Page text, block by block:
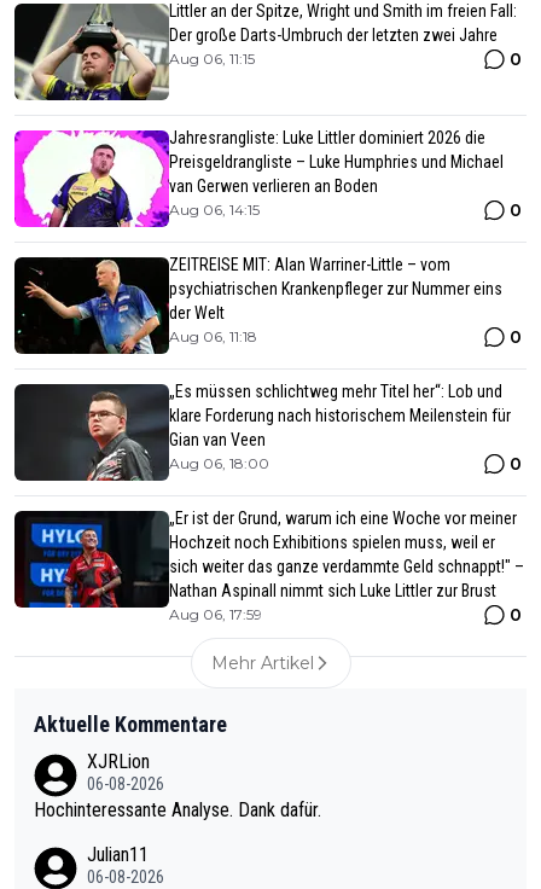
Littler an der Spitze, Wright und Smith im freien Fall:
Der große Darts-Umbruch der letzten zwei Jahre
Aug 06, 11:15 0
Jahresrangliste: Luke Littler dominiert 2026 die
Preisgeldrangliste – Luke Humphries und Michael
van Gerwen verlieren an Boden
Aug 06, 14:15 0
ZEITREISE MIT: Alan Warriner-Little – vom
psychiatrischen Krankenpfleger zur Nummer eins
der Welt
Aug 06, 11:18 0
„Es müssen schlichtweg mehr Titel her“: Lob und
klare Forderung nach historischem Meilenstein für
Gian van Veen
Aug 06, 18:00 0
„Er ist der Grund, warum ich eine Woche vor meiner
Hochzeit noch Exhibitions spielen muss, weil er
sich weiter das ganze verdammte Geld schnappt!" –
Nathan Aspinall nimmt sich Luke Littler zur Brust
Aug 06, 17:59 0
Mehr Artikel
Aktuelle Kommentare
XJRLion
06-08-2026
Hochinteressante Analyse. Dank dafür.
Julian11
06-08-2026